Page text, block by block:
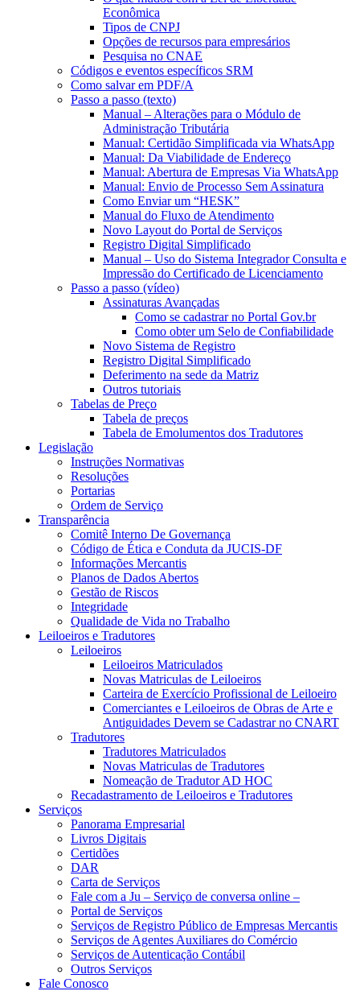
Econômica
Tipos de CNPJ
Opções de recursos para empresários
Pesquisa no CNAE
Códigos e eventos específicos SRM
Como salvar em PDF/A
Passo a passo (texto)
Manual – Alterações para o Módulo de
Administração Tributária
Manual: Certidão Simplificada via WhatsApp
Manual: Da Viabilidade de Endereço
Manual: Abertura de Empresas Via WhatsApp
Manual: Envio de Processo Sem Assinatura
Como Enviar um “HESK”
Manual do Fluxo de Atendimento
Novo Layout do Portal de Serviços
Registro Digital Simplificado
Manual – Uso do Sistema Integrador Consulta e
Impressão do Certificado de Licenciamento
Passo a passo (vídeo)
Assinaturas Avançadas
Como se cadastrar no Portal Gov.br
Como obter um Selo de Confiabilidade
Novo Sistema de Registro
Registro Digital Simplificado
Deferimento na sede da Matriz
Outros tutoriais
Tabelas de Preço
Tabela de preços
Tabela de Emolumentos dos Tradutores
Legislação
Instruções Normativas
Resoluções
Portarias
Ordem de Serviço
Transparência
Comitê Interno De Governança
Código de Ética e Conduta da JUCIS-DF
Informações Mercantis
Planos de Dados Abertos
Gestão de Riscos
Integridade
Qualidade de Vida no Trabalho
Leiloeiros e Tradutores
Leiloeiros
Leiloeiros Matriculados
Novas Matriculas de Leiloeiros
Carteira de Exercício Profissional de Leiloeiro
Comerciantes e Leiloeiros de Obras de Arte e
Antiguidades Devem se Cadastrar no CNART
Tradutores
Tradutores Matriculados
Novas Matriculas de Tradutores
Nomeação de Tradutor AD HOC
Recadastramento de Leiloeiros e Tradutores
Serviços
Panorama Empresarial
Livros Digitais
Certidões
DAR
Carta de Serviços
Fale com a Ju – Serviço de conversa online –
Portal de Serviços
Serviços de Registro Público de Empresas Mercantis
Serviços de Agentes Auxiliares do Comércio
Serviços de Autenticação Contábil
Outros Serviços
Fale Conosco